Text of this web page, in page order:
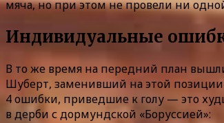
мяча, но при этом не провели ни
Индивидуальные
В то же время на передний план
Шуберт, заменивший на этой позиции
4 ошибки, приведшие к голу — это
в дерби с дормундской «Боруссией»: